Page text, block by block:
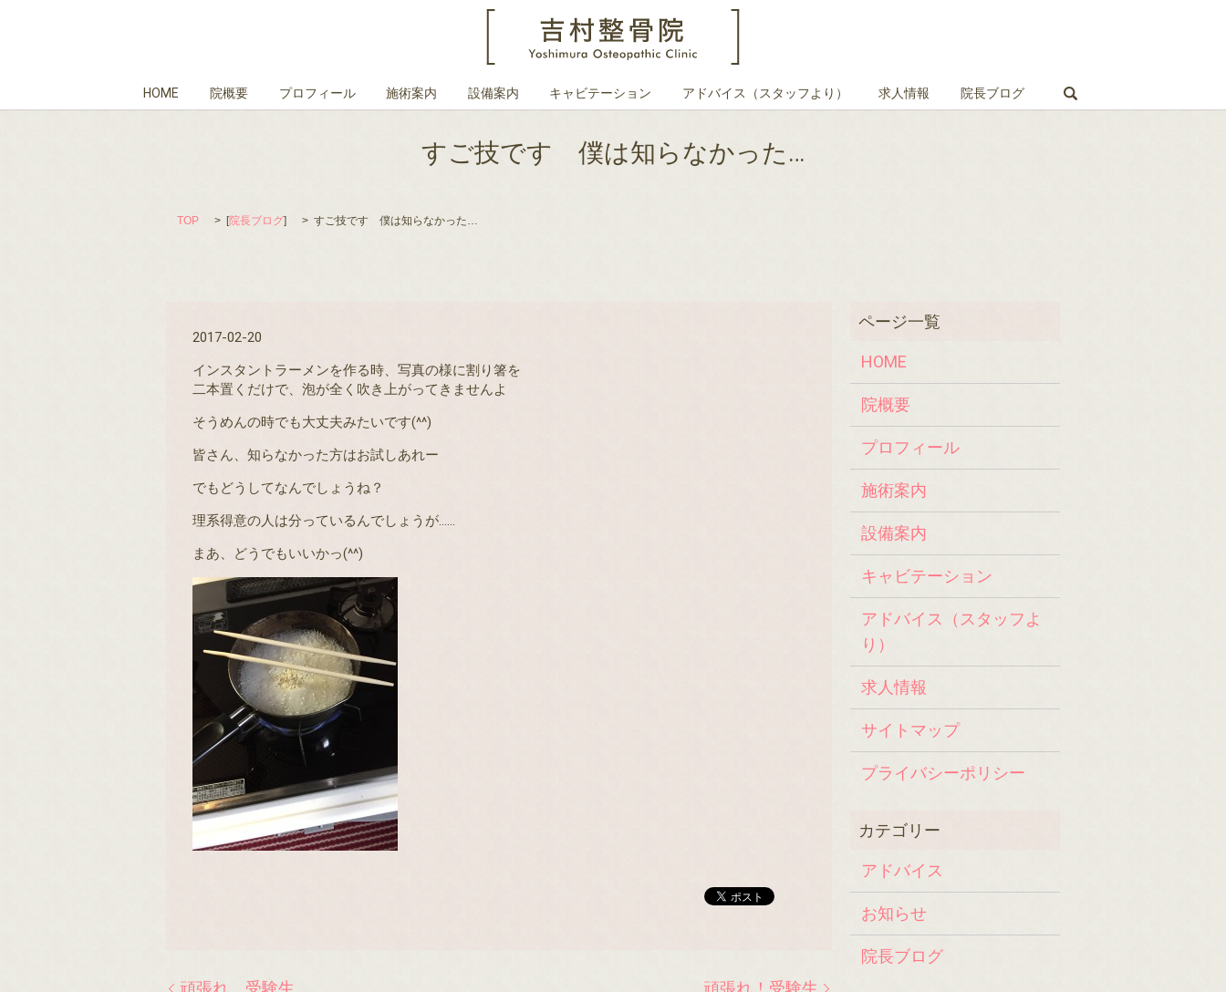
HOME 院概要 プロフィール 施術案内 設備案内 キャビテーション アドバイス（スタッフより） 求人情報 院長ブログ
すご技です 僕は知らなかった…
TOP [院長ブログ] すご技です 僕は知らなかった…
2017-02-20
インスタントラーメンを作る時、写真の様に割り箸を
二本置くだけで、泡が全く吹き上がってきませんよ
そうめんの時でも大丈夫みたいです(^^)
皆さん、知らなかった方はお試しあれー
でもどうしてなんでしょうね？
理系得意の人は分っているんでしょうが……
まあ、どうでもいいかっ(^^)
頑張れ、受験生。 頑張れ！受験生
HOME
院概要
プロフィール
施術案内
設備案内
キャビテーション
アドバイス（スタッフよ
り）
求人情報
サイトマップ
プライバシーポリシー
アドバイス
お知らせ
院長ブログ